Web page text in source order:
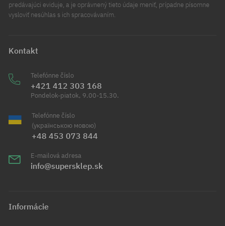
predávajúci eviduje, a je oprávnený tieto údaje meniť, prípadne písomne
vysloviť nesúhlas s ich spracovávaním.
Kontakt
Telefónne číslo
+421 412 303 168
Pondelok-piatok, 9.00-15.30.
Telefónne číslo
(українською мовою)
+48 453 073 844
E-mailová adresa
info@supersklep.sk
Informácie